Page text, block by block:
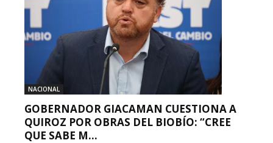
NACIONAL
GOBERNADOR GIACAMAN CUESTIONA A
QUIROZ POR OBRAS DEL BIOBÍO: “CREE
QUE SABE M...